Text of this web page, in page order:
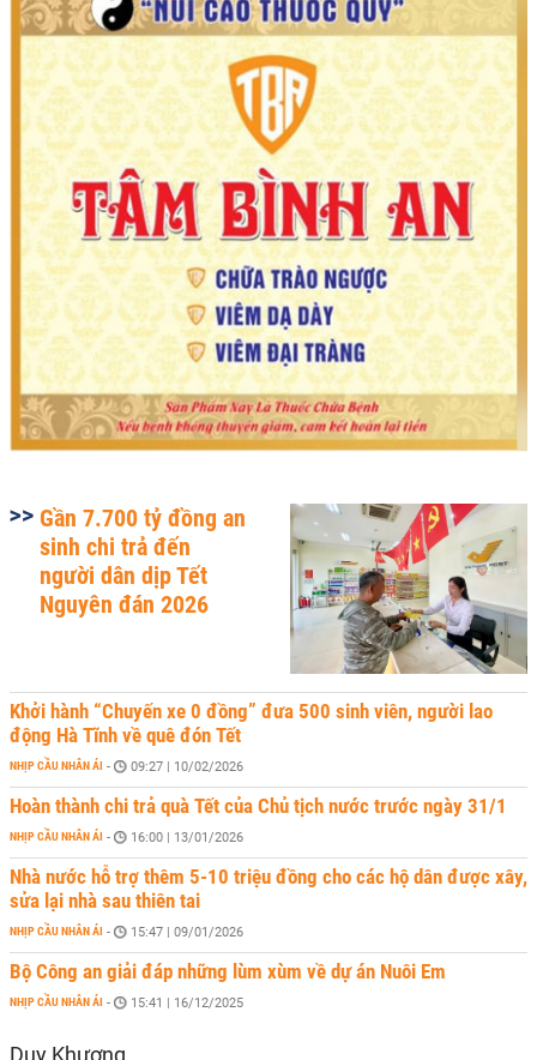
Gần 7.700 tỷ đồng an
sinh chi trả đến
người dân dịp Tết
Nguyên đán 2026
Khởi hành “Chuyến xe 0 đồng” đưa 500 sinh viên, người lao
động Hà Tĩnh về quê đón Tết
NHỊP CẦU NHÂN ÁI - 09:27 | 10/02/2026
Hoàn thành chi trả quà Tết của Chủ tịch nước trước ngày 31/1
NHỊP CẦU NHÂN ÁI - 16:00 | 13/01/2026
Nhà nước hỗ trợ thêm 5-10 triệu đồng cho các hộ dân được xây,
sửa lại nhà sau thiên tai
NHỊP CẦU NHÂN ÁI - 15:47 | 09/01/2026
Bộ Công an giải đáp những lùm xùm về dự án Nuôi Em
NHỊP CẦU NHÂN ÁI - 15:41 | 16/12/2025
Duy Khương